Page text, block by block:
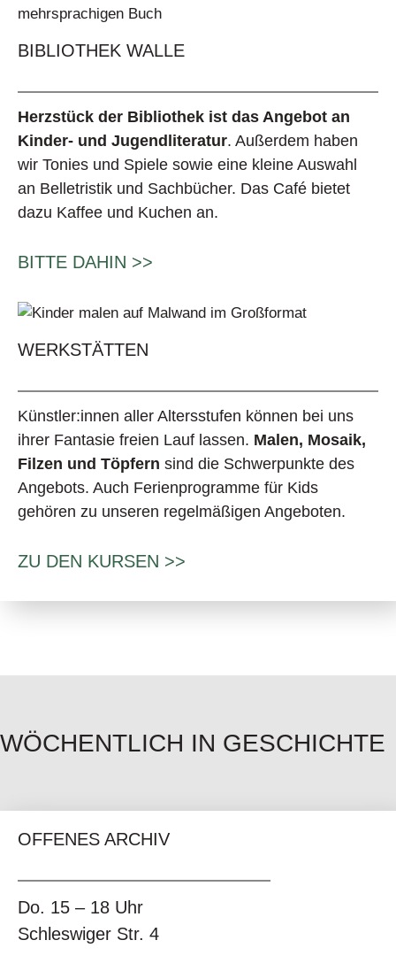
BIBLIOTHEK WALLE
Herzstück der Bibliothek ist das Angebot an
Kinder- und Jugendliteratur. Außerdem haben
wir Tonies und Spiele sowie eine kleine Auswahl
an Belletristik und Sachbücher. Das Café bietet
dazu Kaffee und Kuchen an.
BITTE DAHIN >>
WERKSTÄTTEN
Künstler:innen aller Altersstufen können bei uns
ihrer Fantasie freien Lauf lassen. Malen, Mosaik,
Filzen und Töpfern sind die Schwerpunkte des
Angebots. Auch Ferienprogramme für Kids
gehören zu unseren regelmäßigen Angeboten.
ZU DEN KURSEN >>
WÖCHENTLICH IN GESCHICHTE
OFFENES ARCHIV
Do. 15 – 18 Uhr
Schleswiger Str. 4